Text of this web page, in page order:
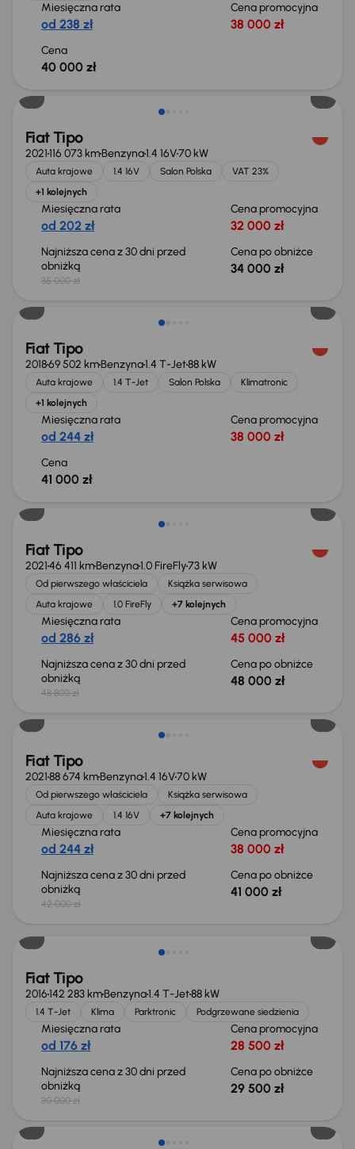
Miesięczna rata
od 238 zł
Cena promocyjna
38 000 zł
Cena
40 000 zł
Fiat Tipo
2021116 073 kmBenzyna1.4 16V70 kW
Auta krajowe 1.4 16V Salon Polska
VAT 23%
+1 kolejnych
Miesięczna rata
od 202 zł
Cena promocyjna
32 000 zł
Najniższa cena z 30 dni przed
obniżką
35 000 zł
Cena po obniżce
34 000 zł
Świeżo skupione
Fiat Tipo
201869 502 kmBenzyna1.4 T-Jet88 kW
Auta krajowe 1.4 T-Jet Salon Polska
Klimatronic
+1 kolejnych
Miesięczna rata
od 244 zł
Cena promocyjna
38 000 zł
Cena
41 000 zł
Fiat Tipo
202146 411 kmBenzyna1.0 FireFly73 kW
Od pierwszego właściciela
Książka serwisowa
Auta krajowe
1.0 FireFly +7 kolejnych
Miesięczna rata
od 286 zł
Cena promocyjna
45 000 zł
Najniższa cena z 30 dni przed
obniżką
48 800 zł
Cena po obniżce
48 000 zł
Świeżo skupione
Fiat Tipo
202188 674 kmBenzyna1.4 16V70 kW
Od pierwszego właściciela
Książka serwisowa
Auta krajowe
1.4 16V +7 kolejnych
Miesięczna rata
od 244 zł
Cena promocyjna
38 000 zł
Najniższa cena z 30 dni przed
obniżką
42 000 zł
Cena po obniżce
41 000 zł
Fiat Tipo
2016142 283 kmBenzyna1.4 T-Jet88 kW
1.4 T-Jet Klima Parktronic Podgrzewane siedzienia
Miesięczna rata
od 176 zł
Cena promocyjna
28 500 zł
Najniższa cena z 30 dni przed
obniżką
30 000 zł
Cena po obniżce
29 500 zł
Świeżo skupione